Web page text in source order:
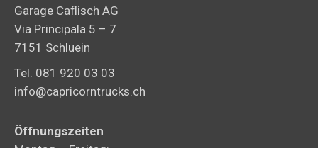
Garage Caflisch AG
Via Principala 5 – 7
7151 Schluein
Tel. 081 920 03 03
info@capricorntrucks.ch
Öffnungszeiten